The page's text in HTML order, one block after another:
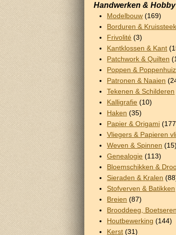
Handwerken & Hobby
Modelbouw (169)
Borduren & Kruissteek
Frivolité (3)
Kantklossen & Kant
Patchwork & Quilten
Poppen &
Patronen & Naaien
Tekenen & Schilderen
Kalligrafie (10)
Haken (35)
Papier & Origami
Vliegers & Papieren
Weven & Spinnen (15)
Genealogie (113)
Bloemschikken &
Sieraden & Kralen
Stofverven & Batikken
Breien (87)
Brooddeeg,
Houtbewerking (144)
Kerst (31)